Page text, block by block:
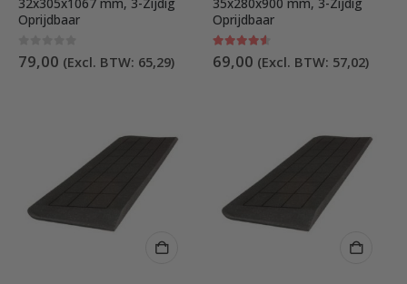
Oprijdbaar
0out of 5
79,00 (Excl. BTW: 65,29)
Oprijdbaar
4.50 out of 5
69,00 (Excl. BTW: 57,02)